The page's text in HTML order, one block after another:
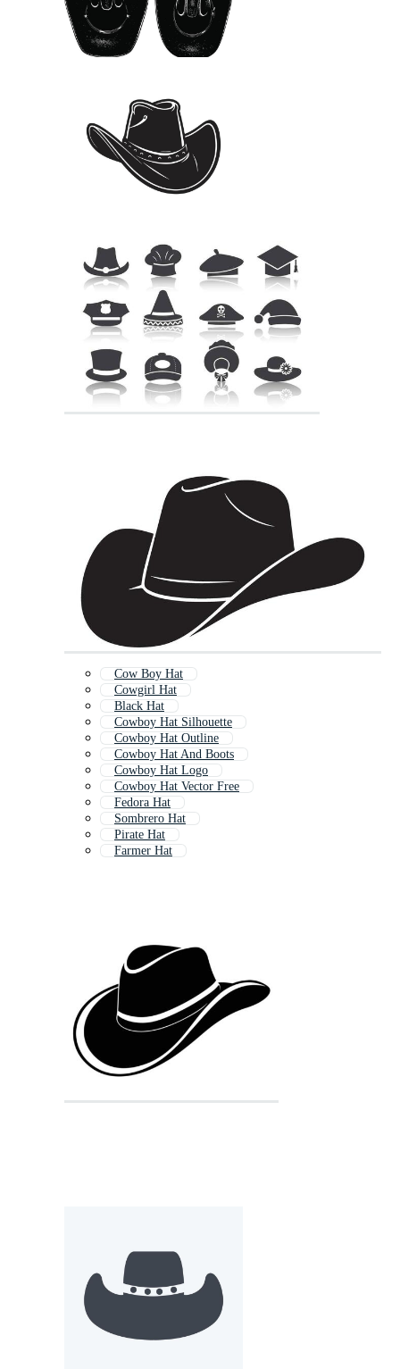
Cow Boy Hat
Cowgirl Hat
Black Hat
Cowboy Hat Silhouette
Cowboy Hat Outline
Cowboy Hat And Boots
Cowboy Hat Logo
Cowboy Hat Vector Free
Fedora Hat
Sombrero Hat
Pirate Hat
Farmer Hat